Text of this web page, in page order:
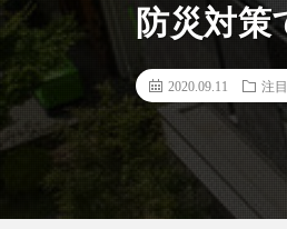
防災対策
2020.09.11 注